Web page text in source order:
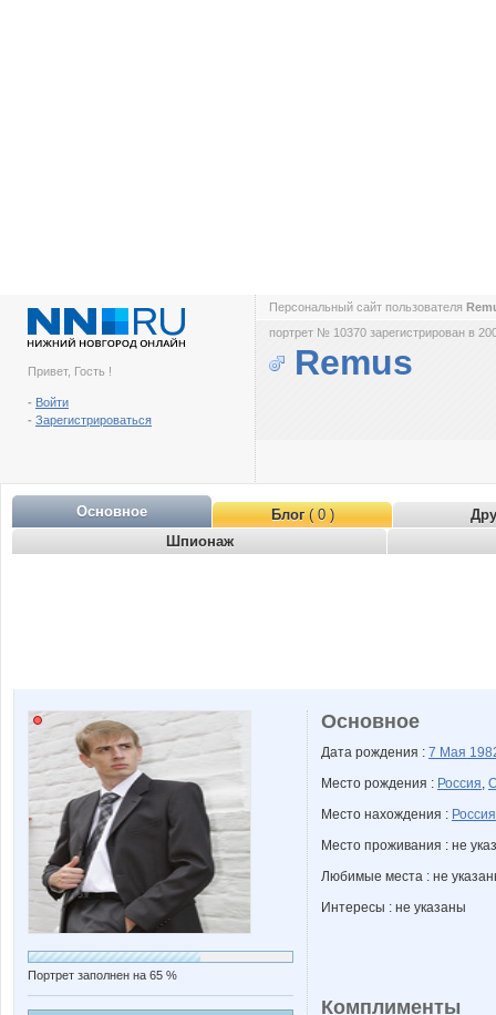
Привет, Гость !
- Войти
- Зарегистрироваться
Персональный сайт пользователя
портрет № 10370 зарегистрирован в
Remus
Основное Блог( 0 )
Шпионаж
Портрет заполнен на 65 %
Основное
Дата рождения : 7 Мая
Место рождения : Россия,
Место нахождения : Россия
Место проживания : не
Любимые места : не
Интересы : не указаны
Комплименты